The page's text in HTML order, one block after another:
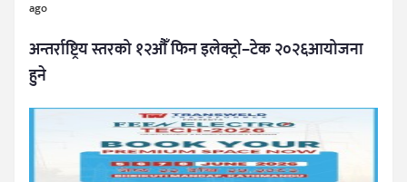
ago
अन्तर्राष्ट्रिय स्तरको १२औँ फिन इलेक्ट्रो–टेक २०२६आयोजना
हुने